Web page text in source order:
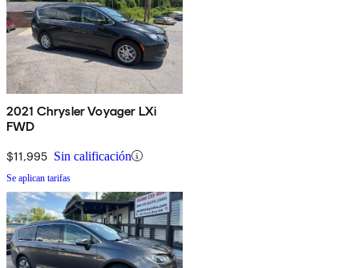
2021 Chrysler Voyager LXi
FWD
$11,995 Sin calificación
Se aplican tarifas